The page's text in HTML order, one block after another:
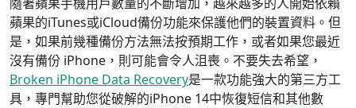
蘋果的iTunes或iCloud備份功能來保護他們的裝置資料。但
是，如果前幾種備份方法無法按預期工作，或者如果您最近
沒有備份 iPhone，則可能會令人沮喪。不要失去希望，
Broken iPhone Data Recovery是一款功能強大的第三方工
具，專門幫助您從破解的iPhone 14中恢復短信和其他數